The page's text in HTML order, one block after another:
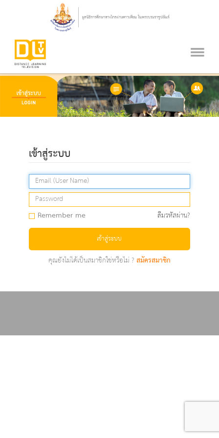
เข้าสู่ระบบ
Remember me ลืมรหัสผ่าน?
เข้าสู่ระบบ
คุณยังไม่ได้เป็นสมาชิกใช่หรือไม่ ?สมัครสมาชิก